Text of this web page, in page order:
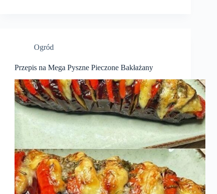
Ogród
Przepis na Mega Pyszne Pieczone Bakłażany